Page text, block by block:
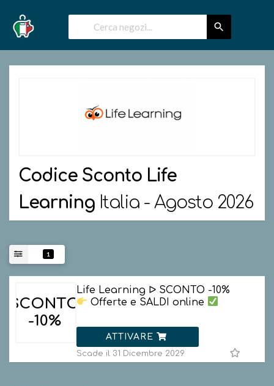
Codice Sconto Life
Learning Italia - Agosto 2026
1
SCONTO
-10%
Life Learning ᐅ SCONTO -10%
Offerte e SALDI online
ATTIVARE
Scade il 31 Dicembre 2029